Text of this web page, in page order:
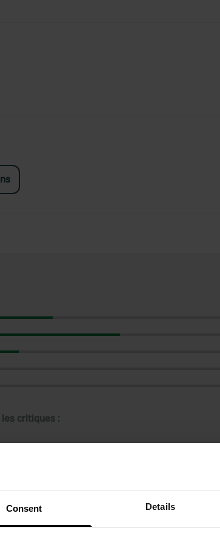
Consent Details
critiques :
des filtres sur les avis
dickike